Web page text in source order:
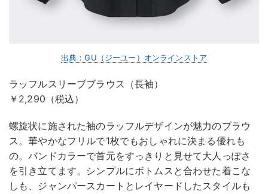
出典：GU（ジーユー）オンラインストア
ラッフルスリーブブラウス（長袖）
￥2,290（税込）
螺旋状に施された袖のラッフルデザインが魅力のブラウ
ス。華やかなフリルで1枚でもおしゃれに決まる優れも
の。バンドカラーで首元をすっきりと見せて大人っぽさ
を引き立てます。シンプルにボトムスと合わせた着こな
しも、ジャンパースカートとレイヤードしたスタイルも